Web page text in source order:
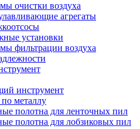
очистки воздуха
агрегаты
установки
фильтрации воздуха
инструмент
металлу
полотна для ленточных пил
полотна для лобзиковых пил